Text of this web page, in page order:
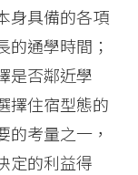
身具備的各項
的通學時間；
是否鄰近學
擇住宿型態的
考量之一，
定的利益得